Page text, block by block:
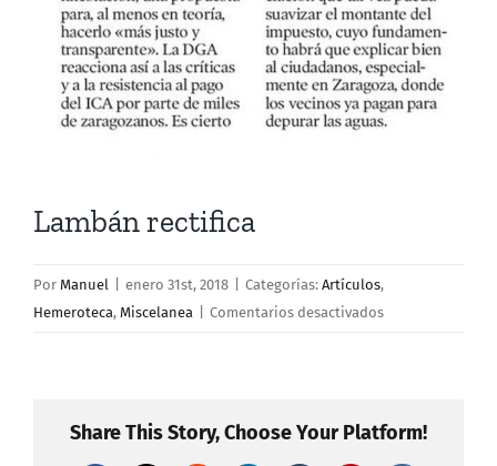
Lambán rectifica
Por Manuel enero 31st, 2018 Categorías: Artículos,
Hemeroteca, Miscelanea Comentarios desactivadosen
Share This Story, Choose Your Platform!